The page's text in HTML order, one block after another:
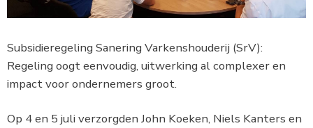
Subsidieregeling Sanering Varkenshouderij (SrV):
Regeling oogt eenvoudig, uitwerking al complexer en
impact voor ondernemers groot.
Op 4 en 5 juli verzorgden John Koeken, Niels Kanters en